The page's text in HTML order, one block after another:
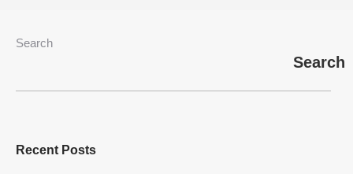
Search
Search
Recent Posts